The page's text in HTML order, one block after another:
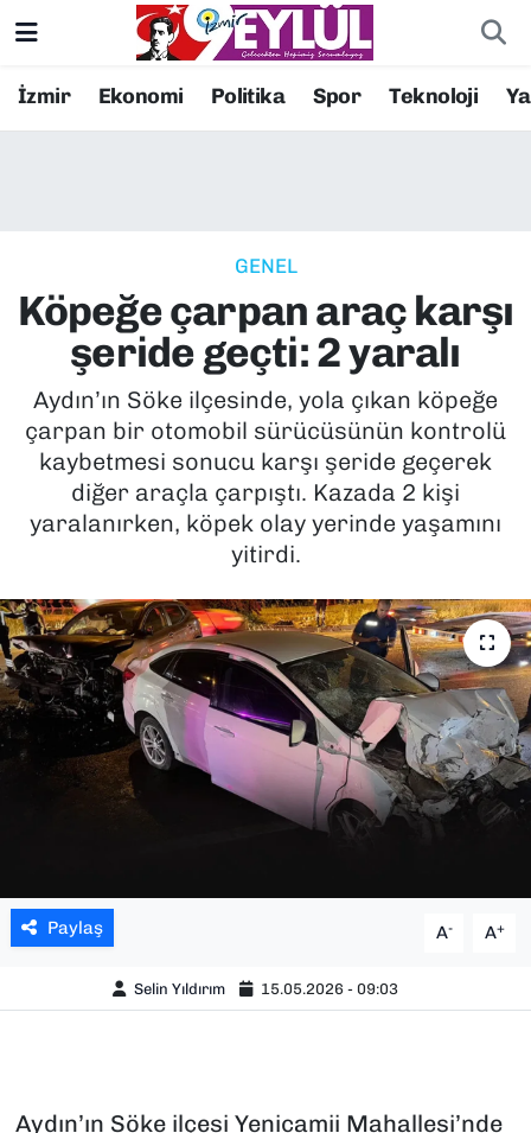
İzmir Ekonomi Politika Spor Teknoloji
GENEL
Köpeğe çarpan araç karşı
şeride geçti: 2 yaralı
Aydın’ın Söke ilçesinde, yola çıkan köpeğe
çarpan bir otomobil sürücüsünün kontrolü
kaybetmesi sonucu karşı şeride geçerek
diğer araçla çarpıştı. Kazada 2 kişi
yaralanırken, köpek olay yerinde yaşamını
yitirdi.
Paylaş A- A+
Selin Yıldırım 15.05.2026 - 09:03
Aydın’ın Söke ilçesi Yenicamii Mahallesi’nde
Resmi İlanlar
EKONOMİ
KÜLTÜR SANAT
MAGAZİN
POLİTİKA
SPOR
TEKNOLOJİ
YAŞAM
Konak Nöbetçi Eczaneler
Süper Lig Puan Durumu ve Fikstür
Tüm Manşetler
Son Dakika Haberleri
Haber Arşivi